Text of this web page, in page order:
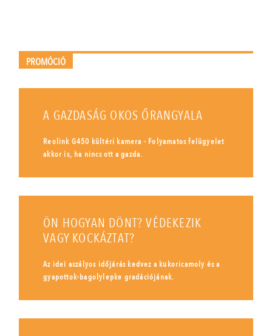
PROMÓCIÓ
A GAZDASÁG OKOS ŐRANGYALA
Reolink G450 kültéri kamera - Folyamatos felügyelet
akkor is, ha nincs ott a gazda.
ÖN HOGYAN DÖNT? VÉDEKEZIK
VAGY KOCKÁZTAT?
Az idei aszályos időjárás kedvez a kukoricamoly és a
gyapottok-bagolylepke gradációjának.